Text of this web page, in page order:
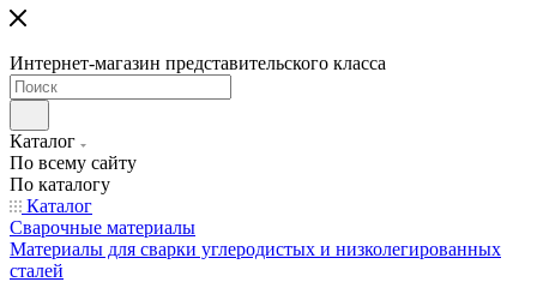
Интернет-магазин представительского класса
Каталог
По всему сайту
По каталогу
Каталог
Сварочные материалы
Материалы для сварки углеродистых и низколегированных
сталей